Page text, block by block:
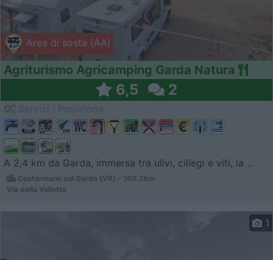
Area di sosta (AA)
Agriturismo Agricamping Garda Natura
6,5 2
A 2,4 km da Garda, immersa tra ulivi, ciliegi e viti, la ...
Costermano sul Garda (VR) - 160.2km
Via della Valletta
1